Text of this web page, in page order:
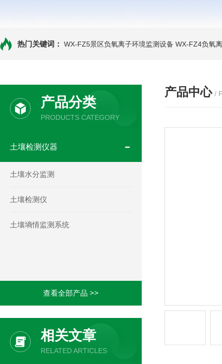
热门关键词： WX-FZ5景区负氧离子环境监测设备 WX-FZ4负氧
产品分类
PRODUCTS CATEGORY
土壤检测仪器
土壤水分监测
土壤检测仪
土壤墒情监测系统
查看全部产品 >>
相关文章
RELATED ARTICLES
产品中心 /